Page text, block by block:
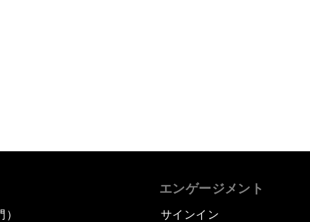
エンゲージメント
サインイン